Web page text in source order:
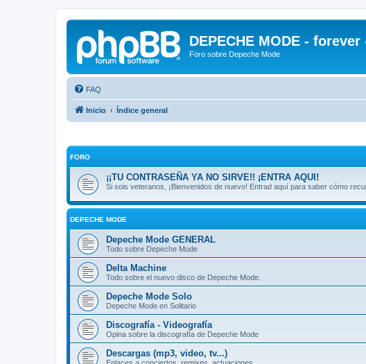
DEPECHE MODE - forever
Foro sobre Depeche Mode
FAQ
Inicio Índice general
FORO
¡¡TU CONTRASEÑA YA NO SIRVE!! ¡ENTRA AQUI!
Si sois veteranos, ¡Bienvenidos de nuevo! Entrad aquí para saber cómo
DEPECHE MODE
Depeche Mode GENERAL
Todo sobre Depeche Mode
Delta Machine
Todo sobre el nuevo disco de Depeche Mode.
Depeche Mode Solo
Depeche Mode en Solitario
Discografía - Videografía
Opina sobre la discografía de Depeche Mode
Descargas (mp3, video, tv...)